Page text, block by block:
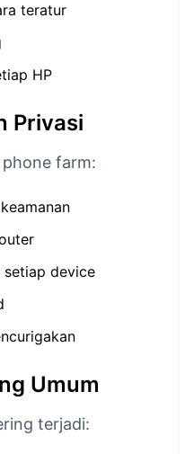
teratur
HP
Privasi
farm:
setiap device
Umum
terjadi: